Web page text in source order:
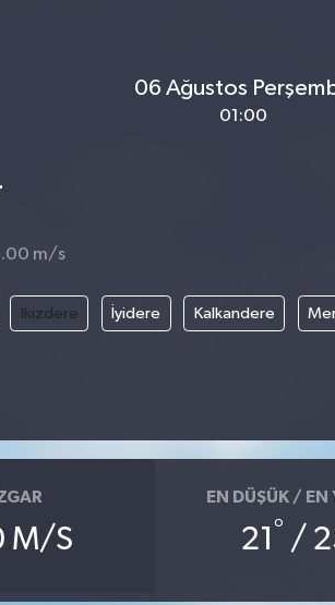
06 Ağustos
01:00
m/s
İkizdere İyidere Kalkandere
M/S
EN DÜŞÜK / EN
21° /